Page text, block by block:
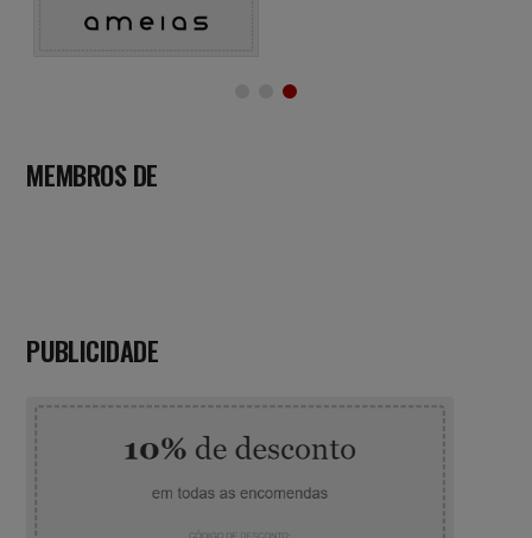
MEMBROS DE
PUBLICIDADE